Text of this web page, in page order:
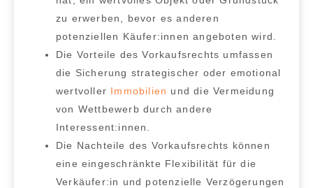
zu erwerben, bevor es anderen
potenziellen Käufer:innen angeboten wird.
Die Vorteile des Vorkaufsrechts umfassen
die Sicherung strategischer oder emotional
wertvoller Immobilien und die Vermeidung
von Wettbewerb durch andere
Interessent:innen.
Die Nachteile des Vorkaufsrechts können
eine eingeschränkte Flexibilität für die
Verkäufer:in und potenzielle Verzögerungen